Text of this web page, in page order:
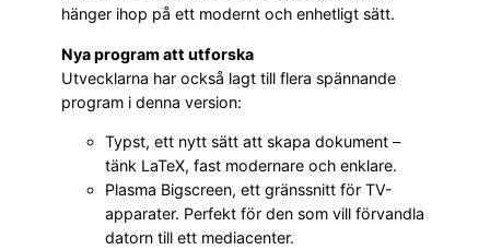
hänger ihop på ett modernt och enhetligt sätt.
Nya program att utforska
Utvecklarna har också lagt till flera spännande
program i denna version:
Typst, ett nytt sätt att skapa dokument –
tänk LaTeX, fast modernare och enklare.
Plasma Bigscreen, ett gränssnitt för TV-
apparater. Perfekt för den som vill förvandla
datorn till ett mediacenter.